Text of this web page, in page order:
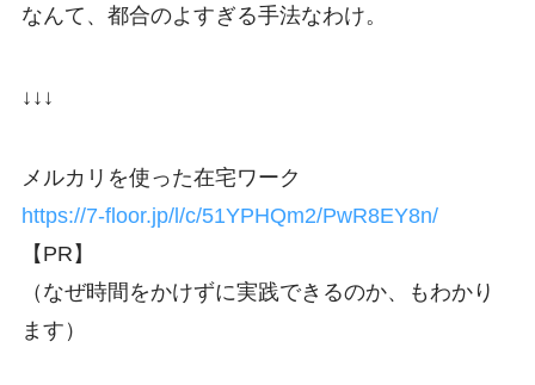
なんて、都合のよすぎる手法なわけ。
↓↓↓
メルカリを使った在宅ワーク
https://7-floor.jp/l/c/51YPHQm2/PwR8EY8n/
【PR】
（なぜ時間をかけずに実践できるのか、もわかり
ます）